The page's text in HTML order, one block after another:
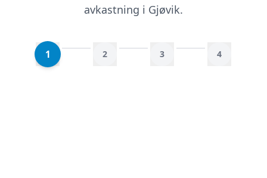
avkastning i Gjøvik.
1 2 3 4